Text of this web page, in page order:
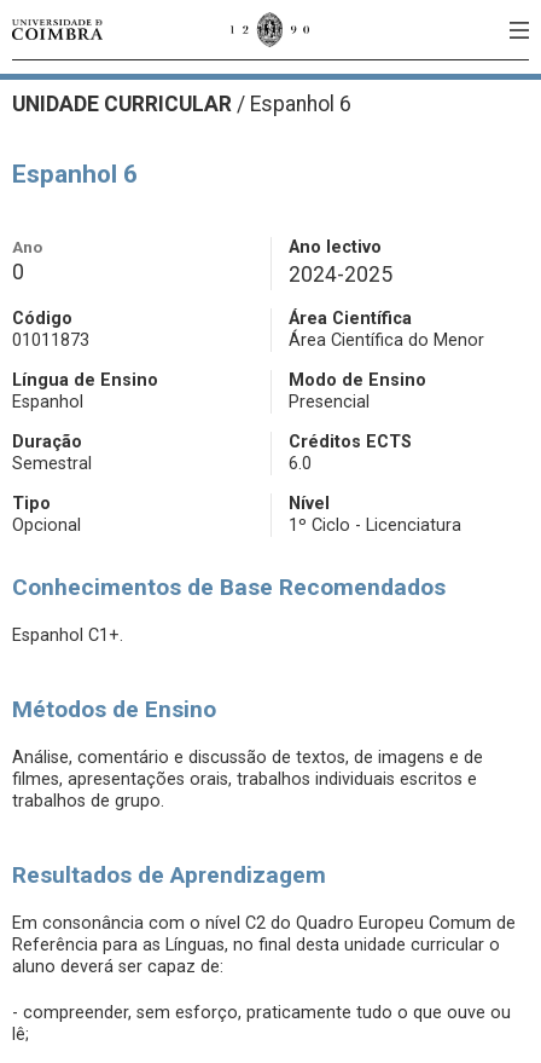
UNIDADE CURRICULAR / Espanhol 6
Espanhol 6
Ano
0
Ano lectivo
2024-2025
Código
01011873
Área Científica
Área Científica do Menor
Língua de Ensino
Espanhol
Modo de Ensino
Presencial
Duração
Semestral
Créditos ECTS
6.0
Tipo
Opcional
Nível
1º Ciclo - Licenciatura
Conhecimentos de Base Recomendados
Espanhol C1+.
Métodos de Ensino
Análise, comentário e discussão de textos, de imagens e de
filmes, apresentações orais, trabalhos individuais escritos e
trabalhos de grupo.
Resultados de Aprendizagem
Em consonância com o nível C2 do Quadro Europeu Comum de
Referência para as Línguas, no final desta unidade curricular o
aluno deverá ser capaz de:
- compreender, sem esforço, praticamente tudo o que ouve ou
lê;